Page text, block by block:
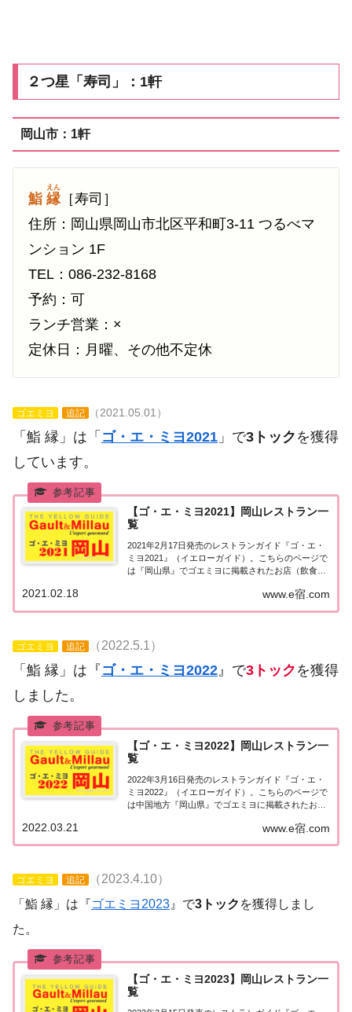
２つ星「寿司」：1軒
岡山市：1軒
鮨 縁
えん
［寿司］
住所：岡山県岡山市北区平和町3-11 つるべマ
ンション 1F
TEL：086-232-8168
予約：可
ランチ営業：×
定休日：月曜、その他不定休
ゴエミヨ 追記 （2021.05.01）
「鮨 縁」は「 ゴ・エ・ミヨ2021 」で3トック を獲得
しています。
【ゴ・エ・ミヨ2021】岡山レストラン一
覧
2021年2月17日発売のレストランガイド『ゴ・エ・
ミヨ2021』（イエローガイド）。こちらのページで
は『岡山県』でゴエミヨに掲載されたお店（飲食
エミヨ2021『岡山県』中国地方「岡山エリア」で
「ゴ・エ・ミヨ2021」に掲載されたお店...
www.e宿.com
2021.02.18
ゴエミヨ 追記 （2022.5.1）
「鮨 縁」は『 ゴ・エ・ミヨ2022 』で3トック を獲得
しました。
【ゴ・エ・ミヨ2022】岡山レストラン一
覧
2022年3月16日発売のレストランガイド『ゴ・エ・
ミヨ2022』（イエローガイド）。こちらのページで
は中国地方『岡山県』でゴエミヨに掲載されたお店
た。ゴエミヨ2022『岡山県』中国地方「岡山エリ
ア」で「ゴ・エ・ミヨ2022」に掲載さ...
www.e宿.com
2022.03.21
ゴエミヨ 追記
（2023.4.10）
「鮨 縁」は『ゴエミヨ2023 』で3トック を獲得しまし
た。
【ゴ・エ・ミヨ2023】岡山レストラン一
覧